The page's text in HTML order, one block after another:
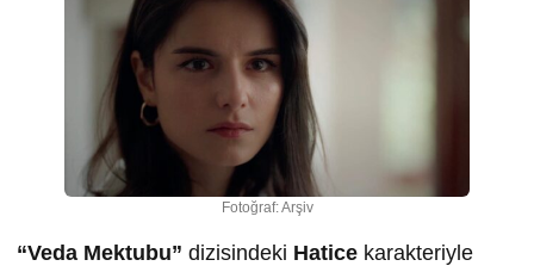
Fotoğraf: Arşiv
“Veda Mektubu” dizisindeki Hatice karakteriyle